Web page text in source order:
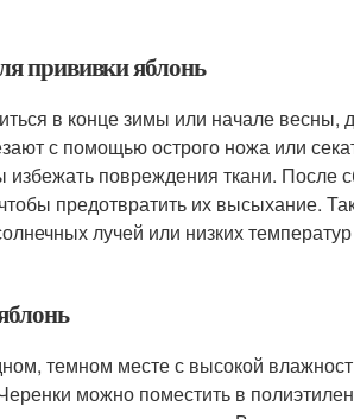
прививки яблонь
в конце зимы или начале весны,
с помощью острого ножа или
повреждения ткани. После
предотвратить их высыхание.
лучей или низких
темном месте с высокой
можно поместить в